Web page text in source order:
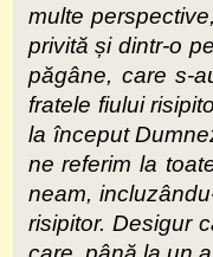
multe
privită și dintr-o
păgâne, care s-
fratele fiului
la început
ne referim la
neam,
risipitor. Desigur